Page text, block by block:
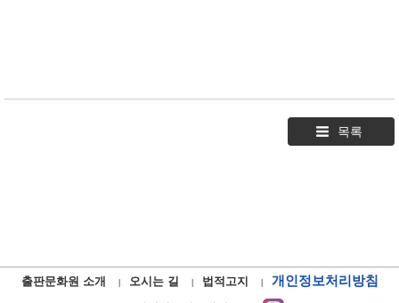
목록
출판문화원 소개 오시는 길 법적고지 개인정보처리방침